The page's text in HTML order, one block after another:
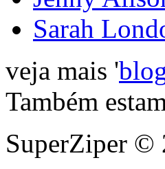
Sarah
veja mais '
Também
SuperZiper ©